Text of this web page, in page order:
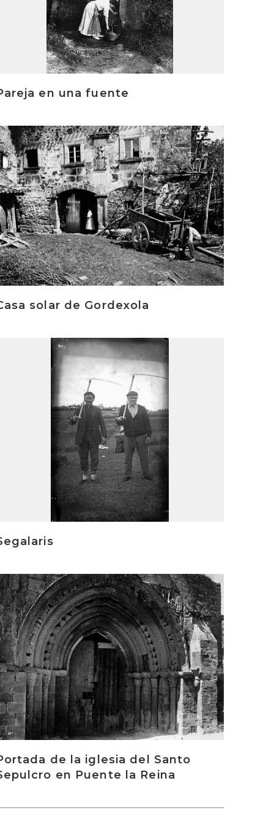
en una fuente
solar de Gordexola
de la iglesia del Santo
en Puente la Reina